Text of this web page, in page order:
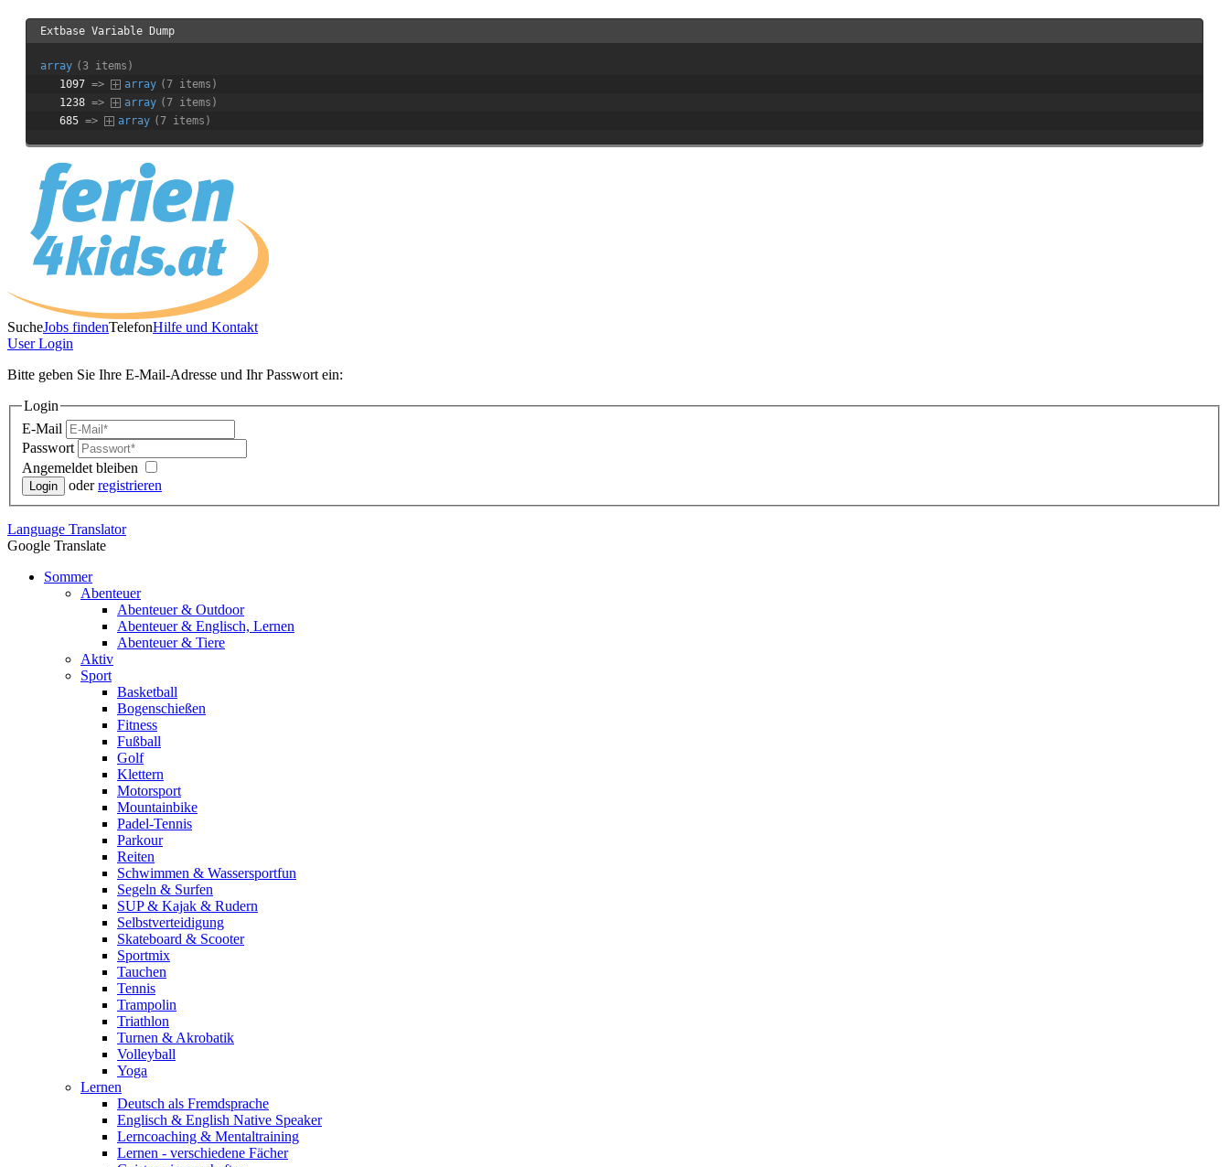
Extbase Variable Dump
array (3 items)
1097 => array (7 items)
1238 => array (7 items)
685 => array (7 items)
SucheJobs findenTelefonHilfe und Kontakt
UserLogin
Bitte geben Sie Ihre E-Mail-Adresse und Ihr Passwort ein:
Login
E-Mail
Passwort
Angemeldet bleiben
oderregistrieren
Language Translator
Google Translate
Sommer
Abenteuer
Abenteuer & Outdoor
Abenteuer & Englisch, Lernen
Abenteuer & Tiere
Aktiv
Sport
Basketball
Bogenschießen
Fitness
Fußball
Golf
Klettern
Motorsport
Mountainbike
Padel-Tennis
Parkour
Reiten
Schwimmen & Wassersportfun
Segeln & Surfen
SUP & Kajak & Rudern
Selbstverteidigung
Skateboard & Scooter
Sportmix
Tauchen
Tennis
Trampolin
Triathlon
Turnen & Akrobatik
Volleyball
Yoga
Lernen
Deutsch als Fremdsprache
Englisch & English Native Speaker
Lerncoaching & Mentaltraining
Lernen - verschiedene Fächer